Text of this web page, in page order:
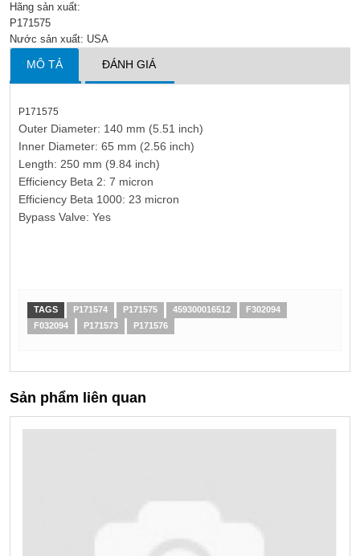
Hãng sản xuất:
P171575
Nước sản xuất: USA
MÔ TẢ ĐÁNH GIÁ
P171575
Outer Diameter: 140 mm (5.51 inch)
Inner Diameter: 65 mm (2.56 inch)
Length: 250 mm (9.84 inch)
Efficiency Beta 2: 7 micron
Efficiency Beta 1000: 23 micron
Bypass Valve: Yes
TAGS P171574 P171575 459300016512
F302094
F032094
P171573 P171576
Sản phẩm liên quan